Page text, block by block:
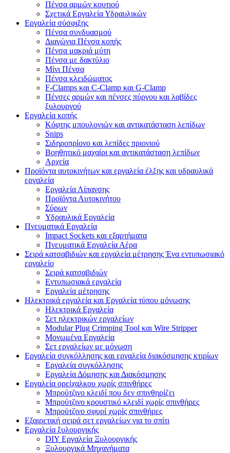
Πένσα αρμών κουτιού
Σχετικά Εργαλεία Υδραυλικών
Εργαλεία σύσφιξης
Πένσα συνδυασμού
Διαγώνια Πένσα κοπής
Πένσα μακριά μύτη
Πένσα με δακτύλιο
Μίνι Πένσα
Πένσα κλειδώματος
F-Clamps και C-Clamp και G-Clamp
Πένσες αρμών και πένσες πύργου και λαβίδες
ξυλουργού
Εργαλεία κοπής
Κόφτης μπουλονιών και αντικατάσταση λεπίδων
Snips
Σιδηροπρίονο και λεπίδες πριονιού
Βοηθητικό μαχαίρι και αντικατάσταση λεπίδων
Αρχεία
Προϊόντα αυτοκινήτων και εργαλεία έλξης και υδραυλικά
εργαλεία
Εργαλεία Λίπανσης
Προϊόντα Αυτοκινήτου
Σύρων
Υδραυλικά Εργαλεία
Πνευματικά Εργαλεία
Impact Sockets και εξαρτήματα
Πνευματικά Εργαλεία Αέρα
Σειρά κατσαβιδιών και εργαλεία μέτρησης Ένα εντυπωσιακό
εργαλείο
Σειρά κατσαβιδιών
Εντυπωσιακά εργαλεία
Εργαλεία μέτρησης
Ηλεκτρικά εργαλεία και Εργαλεία τύπου μόνωσης
Ηλεκτρικά Εργαλεία
Σετ ηλεκτρικών εργαλείων
Modular Plug Crimping Tool και Wire Stripper
Μονωμένα Εργαλεία
Σετ εργαλείων με μόνωση
Εργαλεία συγκόλλησης και εργαλεία διακόσμησης κτιρίων
Εργαλεία συγκόλλησης
Εργαλεία Δόμησης και Διακόσμησης
Εργαλεία ορείχαλκου χωρίς σπινθήρες
Μπρούτζινο κλειδί που δεν σπινθηρίζει
Μπρούτζινο κρουστικό κλειδί χωρίς σπινθήρες
Μπρούτζινο σφυρί χωρίς σπινθήρες
Εξαιρετική σειρά σετ εργαλείων για το σπίτι
Εργαλεία ξυλουργικής
DIY Εργαλεία Ξυλουργικής
Ξυλουργικά Μηχανήματα